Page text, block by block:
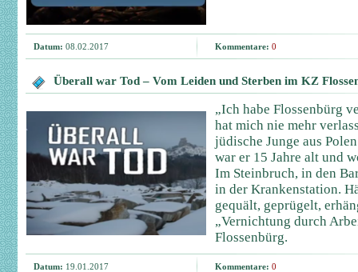
Datum: 08.02.2017 Kommentare: 0
Überall war Tod – Vom Leiden und Sterben im KZ
„Ich habe Flossenbürg
hat mich nie mehr
jüdische Junge aus
war er 15 Jahre alt und
Im Steinbruch, in den
in der Krankenstation.
gequält, geprügelt,
„Vernichtung durch
Flossenbürg.
Datum: 19.01.2017 Kommentare: 0